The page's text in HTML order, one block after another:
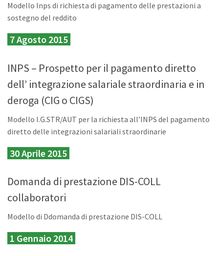
Modello Inps di richiesta di pagamento delle prestazioni a
sostegno del reddito
7 Agosto 2015
INPS – Prospetto per il pagamento diretto
dell’ integrazione salariale straordinaria e in
deroga (CIG o CIGS)
Modello I.G.STR/AUT per la richiesta all’INPS del pagamento
diretto delle integrazioni salariali straordinarie
30 Aprile 2015
Domanda di prestazione DIS-COLL
collaboratori
Modello di Ddomanda di prestazione DIS-COLL
1 Gennaio 2014